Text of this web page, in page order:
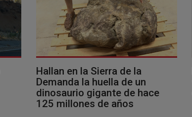
Hallan en la Sierra de la
Demanda la huella de un
dinosaurio gigante de hace
125 millones de años